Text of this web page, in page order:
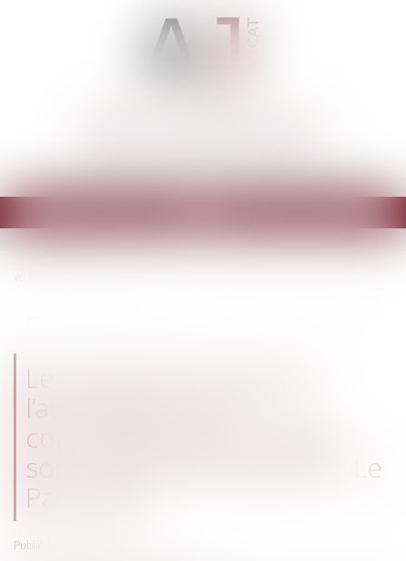
Droit immobilier - Construction - Urbanisme
le
Le locataire doit obtenir
l’autorisation de la
copropriété pour installer
son conduit d’évacuation - Le
Particulier
Publié le :